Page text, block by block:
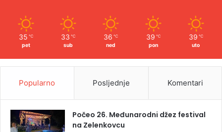
35 ℃
pet
33 ℃
sub
36 ℃
ned
39 ℃
pon
39 ℃
uto
Popularno Posljednje Komentari
Počeo 26. Međunarodni džez festival
na Zelenkovcu